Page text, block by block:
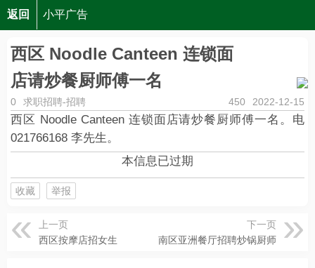
返回 小平广告
西区 Noodle Canteen 连锁面店请炒餐厨师傅一名
西区 Noodle Canteen 连锁面
店请炒餐厨师傅一名
0 求职招聘-招聘 450 2022-12-15
西区 Noodle Canteen 连锁面店请炒餐厨师傅一名。电
021766168 李先生。
本信息已过期
收藏 举报
上一页
西区按摩店招女生
下一页
南区亚洲餐厅招聘炒锅厨师